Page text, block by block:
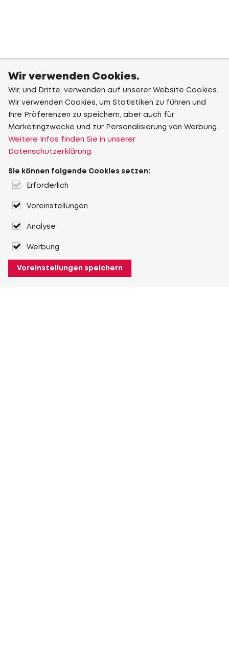
Wir verwenden Cookies.
Wir, und Dritte, verwenden auf unserer Website Cookies.
Wir verwenden Cookies, um Statistiken zu führen und
Ihre Präferenzen zu speichern, aber auch für
Marketingzwecke und zur Personalisierung von Werbung.
Weitere Infos finden Sie in unserer
Datenschutzerklärung.
Sie können folgende Cookies setzen:
Erforderlich
Voreinstellungen
Analyse
Werbung
Voreinstellungen speichern